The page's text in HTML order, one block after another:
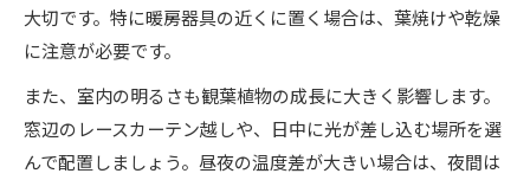
大切です。特に暖房器具の近くに置く場合は、葉焼けや乾燥
に注意が必要です。
また、室内の明るさも観葉植物の成長に大きく影響します。
窓辺のレースカーテン越しや、日中に光が差し込む場所を選
んで配置しましょう。昼夜の温度差が大きい場合は、夜間は